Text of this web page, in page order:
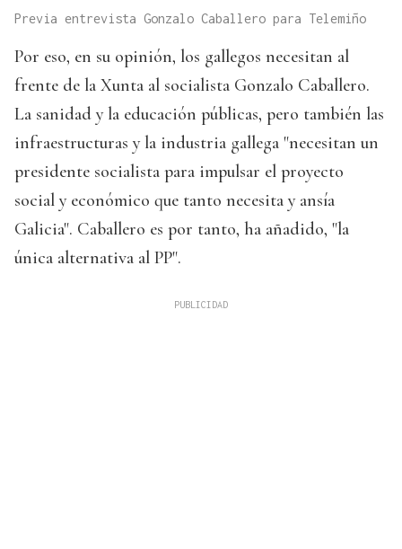
Previa entrevista Gonzalo Caballero para Telemiño
Por eso, en su opinión, los gallegos necesitan al
frente de la Xunta al socialista Gonzalo Caballero.
La sanidad y la educación públicas, pero también las
infraestructuras y la industria gallega "necesitan un
presidente socialista para impulsar el proyecto
social y económico que tanto necesita y ansía
Galicia". Caballero es por tanto, ha añadido, "la
única alternativa al PP".